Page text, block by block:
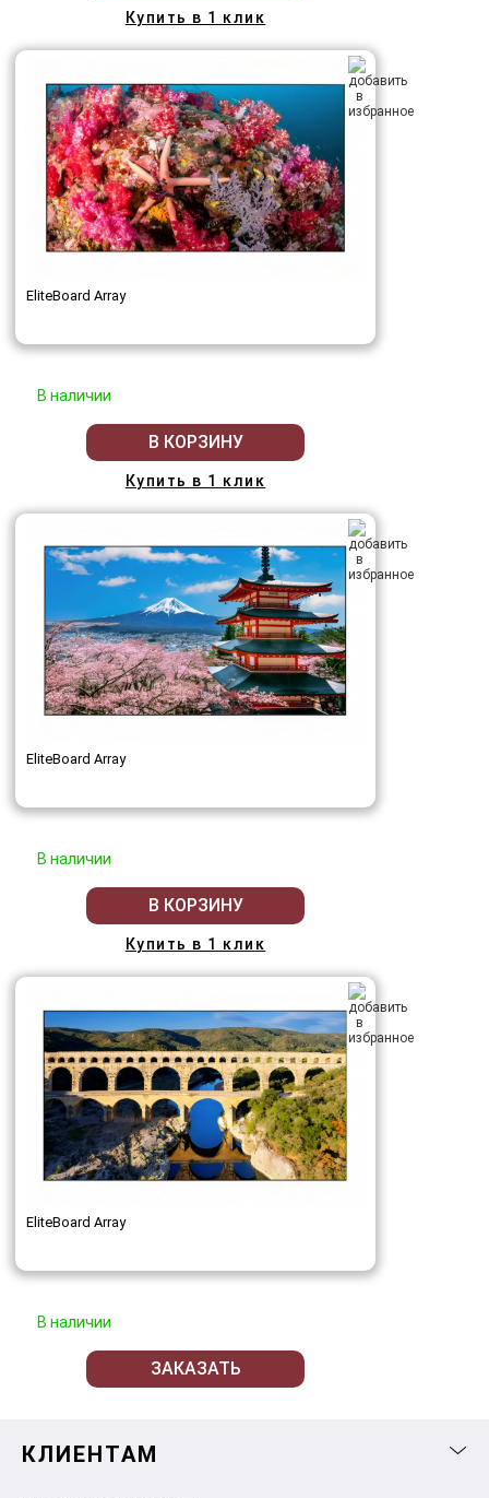
Купить в 1 клик
EliteBoard Array
В наличии
В КОРЗИНУ
Купить в 1 клик
EliteBoard Array
В наличии
В КОРЗИНУ
Купить в 1 клик
EliteBoard Array
В наличии
ЗАКАЗАТЬ
КЛИЕНТАМ